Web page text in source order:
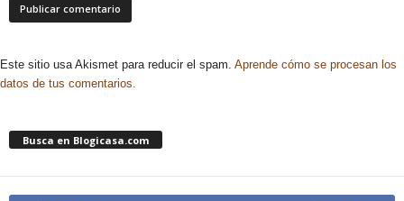
Este sitio usa Akismet para reducir el spam. Aprende cómo se procesan los
datos de tus comentarios.
Busca en Blogicasa.com